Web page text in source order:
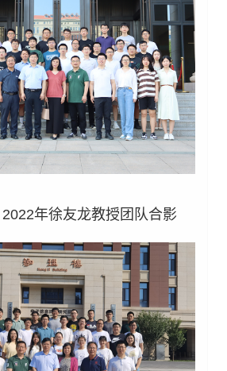
友龙教授团队合影